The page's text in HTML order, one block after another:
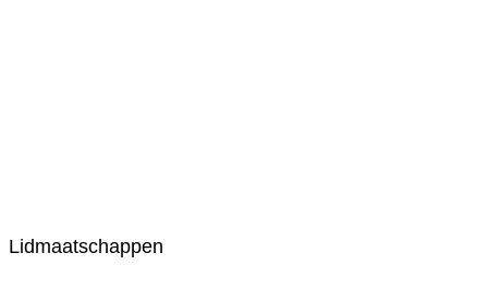
Lidmaatschappen